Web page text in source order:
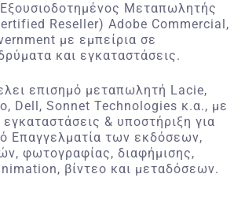
Εξουσιοδοτημένος Μεταπωλητής
Reseller) Adobe Commercial,
με εμπείρια σε
και εγκαταστάσεις.
επισημό μεταπωλητή Lacie,
Dell, Sonnet Technologies κ.α., με
& υποστήριξη για
Επαγγελματία των εκδόσεων,
φωτογραφίας, διαφήμισης,
βίντεο και μεταδόσεων.